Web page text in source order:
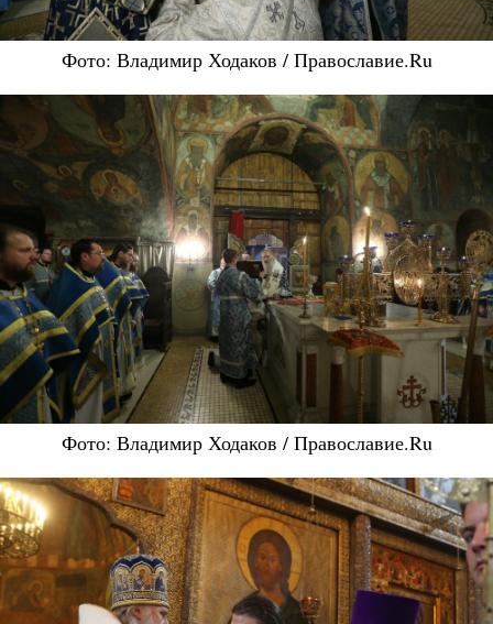
Фото: Владимир Ходаков / Православие.Ru
Фото: Владимир Ходаков / Православие.Ru